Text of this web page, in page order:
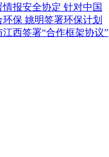
情报安全协定 针对中国
保 姚明签署环保计划
江西签署“合作框架协议”